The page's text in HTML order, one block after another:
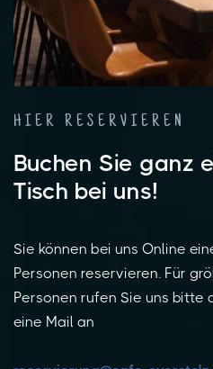
HIER RESERVIEREN
Buchen Sie ganz
Tisch bei uns!
Sie können bei uns Online
Personen reservieren. Für
Personen rufen Sie uns bitte
eine Mail an